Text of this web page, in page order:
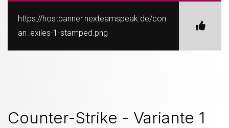
https://hostbanner.nexteamspeak.de/con
an_exiles-1-stamped.png
Counter-Strike - Variante 1